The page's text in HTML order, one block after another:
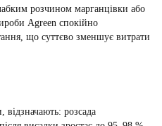
розчином марганцівки або
Agreen спокійно
що суттєво зменшує витрати
розсада